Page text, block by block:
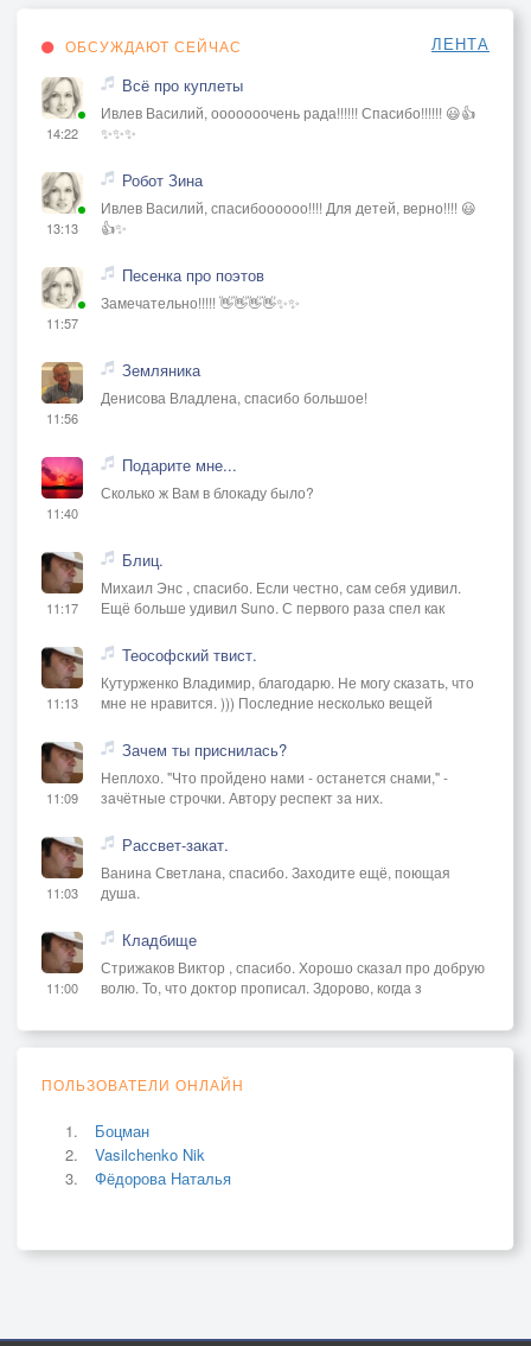
ОБСУЖДАЮТ СЕЙЧАС ЛЕНТА
14:22
Всё про куплеты
Ивлев Василий, ооооооочень рада!!!!!! Спасибо!!!!!! 😃👍
✨✨✨
13:13
Робот Зина
Ивлев Василий, спасибоооооо!!!! Для детей, верно!!!! 😃
👍✨
11:57
Песенка про поэтов
Замечательно!!!!! 👋👋👋👋✨✨
11:56
Земляника
Денисова Владлена, спасибо большое!
11:40
Подарите мне...
Сколько ж Вам в блокаду было?
11:17
Блиц.
Михаил Энс , спасибо. Если честно, сам себя удивил.
Ещё больше удивил Suno. С первого раза спел как
11:13
Теософский твист.
Кутурженко Владимир, благодарю. Не могу сказать, что
мне не нравится. ))) Последние несколько вещей
11:09
Зачем ты приснилась?
Неплохо. "Что пройдено нами - останется снами," -
зачётные строчки. Автору респект за них.
11:03
Рассвет-закат.
Ванина Светлана, спасибо. Заходите ещё, поющая
душа.
11:00
Кладбище
Стрижаков Виктор , спасибо. Хорошо сказал про добрую
волю. То, что доктор прописал. Здорово, когда з
ПОЛЬЗОВАТЕЛИ ОНЛАЙН
Боцман
Vasilchenko Nik
Фёдорова Наталья